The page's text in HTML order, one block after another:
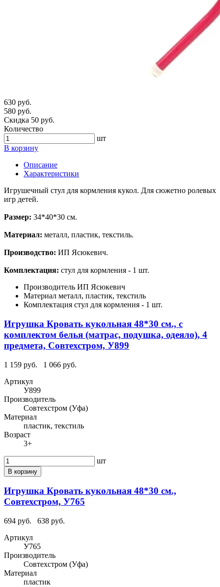
630 руб.
580 руб.
Скидка 50 руб.
Количество
шт
В корзину
Описание
Характеристики
Игрушечный стул для кормления кукол. Для сюжетно ролевых
игр детей.
Размер: 34*40*30 см.
Материал: металл, пластик, текстиль.
Производство: ИП Ясюкевич.
Комплектация: стул для кормления - 1 шт.
Производитель ИП Ясюкевич
Материал металл, пластик, текстиль
Комплектация стул для кормления - 1 шт.
Игрушка Кровать кукольная 48*30 см., с
комплектом белья (матрас, подушка, одеяло), 4
предмета, Совтехстром, У899
1 159 руб.
1 066 руб.
Артикул
У899
Производитель
Совтехстром (Уфа)
Материал
пластик, текстиль
Возраст
3+
шт
В корзину
Игрушка Кровать кукольная 48*30 см.,
Совтехстром, У765
694 руб.
638 руб.
Артикул
У765
Производитель
Совтехстром (Уфа)
Материал
пластик